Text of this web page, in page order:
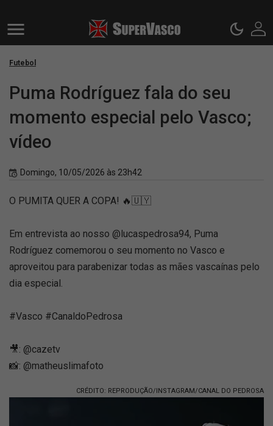
Futebol
Puma Rodríguez fala do seu
momento especial pelo Vasco;
vídeo
Domingo, 10/05/2026 às 23h42
O PUMITA QUER A COPA! 🔥🇺🇾
Em entrevista ao nosso @lucaspedrosa94, Puma
Rodríguez comemorou o seu momento no Vasco e
aproveitou para parabenizar todas as mães vascaínas pelo
dia especial.
#Vasco #CanaldoPedrosa
🎥: @cazetv
📸: @matheuslimafoto
CRÉDITO: REPRODUÇÃO/INSTAGRAM/CANAL DO PEDROSA